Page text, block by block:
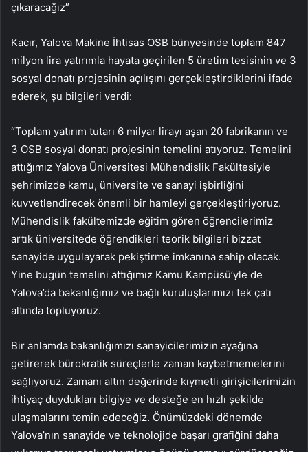
çıkaracağız”
Kacır, Yalova Makine İhtisas OSB bünyesinde toplam 847
milyon lira yatırımla hayata geçirilen 5 üretim tesisinin ve 3
sosyal donatı projesinin açılışını gerçekleştirdiklerini ifade
ederek, şu bilgileri verdi:
“Toplam yatırım tutarı 6 milyar lirayı aşan 20 fabrikanın ve
3 OSB sosyal donatı projesinin temelini atıyoruz. Temelini
attığımız Yalova Üniversitesi Mühendislik Fakültesiyle
şehrimizde kamu, üniversite ve sanayi işbirliğini
kuvvetlendirecek önemli bir hamleyi gerçekleştiriyoruz.
Mühendislik fakültemizde eğitim gören öğrencilerimiz
artık üniversitede öğrendikleri teorik bilgileri bizzat
sanayide uygulayarak pekiştirme imkanına sahip olacak.
Yine bugün temelini attığımız Kamu Kampüsü’yle de
Yalova’da bakanlığımız ve bağlı kuruluşlarımızı tek çatı
altında topluyoruz.
Bir anlamda bakanlığımızı sanayicilerimizin ayağına
getirerek bürokratik süreçlerle zaman kaybetmemelerini
sağlıyoruz. Zamanı altın değerinde kıymetli girişicilerimizin
ihtiyaç duydukları bilgiye ve desteğe en hızlı şekilde
ulaşmalarını temin edeceğiz. Önümüzdeki dönemde
Yalova’nın sanayide ve teknolojide başarı grafiğini daha